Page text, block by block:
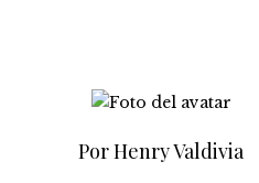
Por Henry Valdivia